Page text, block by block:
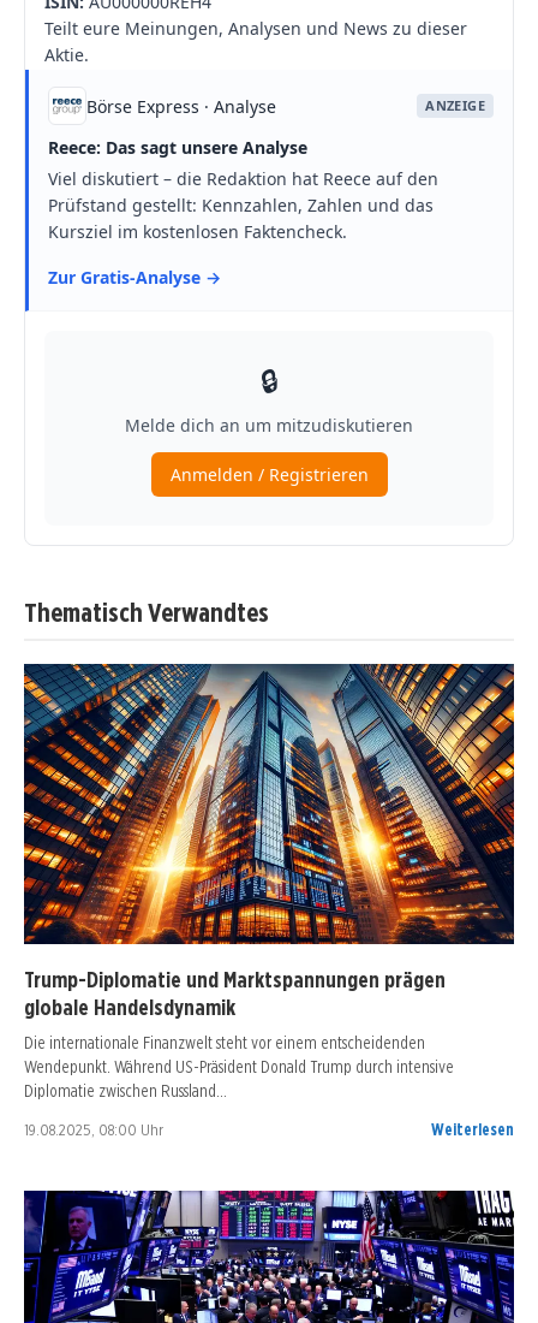
Thematisch Verwandtes
Trump-Diplomatie und Marktspannungen prägen
globale Handelsdynamik
Die internationale Finanzwelt steht vor einem entscheidenden
Wendepunkt. Während US-Präsident Donald Trump durch intensive
Diplomatie zwischen Russland…
19.08.2025, 08:00 Uhr Weiterlesen